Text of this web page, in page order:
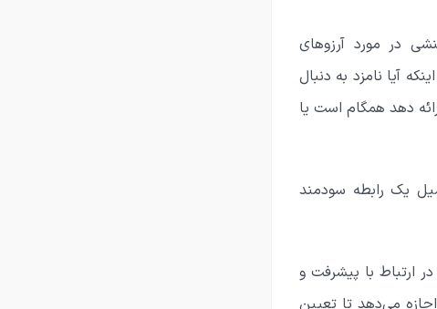
در مورد آرزوهای
آیا نامزد به دنبال
دهد همگام است یا
یک رابطه سودمند
ارتباط با پیشرفت و
می‌دهد تا تعیین